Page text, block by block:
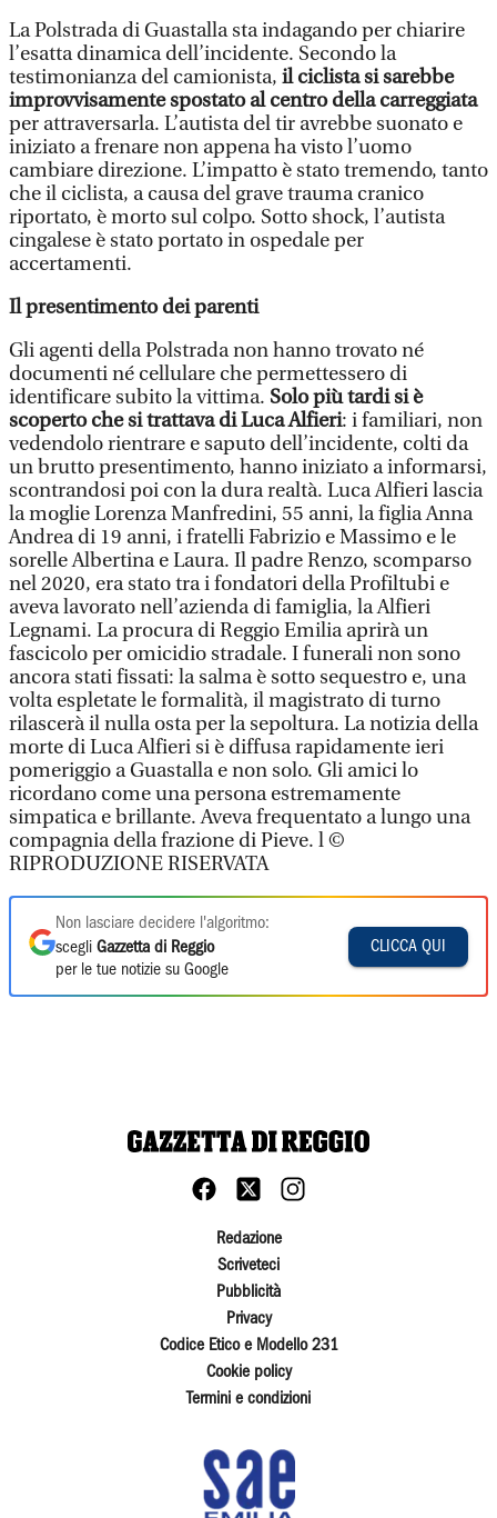
La Polstrada di Guastalla sta indagando per chiarire
l’esatta dinamica dell’incidente. Secondo la
testimonianza del camionista, il ciclista si sarebbe
improvvisamente spostato al centro della carreggiata
per attraversarla. L’autista del tir avrebbe suonato e
iniziato a frenare non appena ha visto l’uomo
cambiare direzione. L’impatto è stato tremendo, tanto
che il ciclista, a causa del grave trauma cranico
riportato, è morto sul colpo. Sotto shock, l’autista
cingalese è stato portato in ospedale per
accertamenti.
Il presentimento dei parenti
Gli agenti della Polstrada non hanno trovato né
documenti né cellulare che permettessero di
identificare subito la vittima. Solo più tardi si è
scoperto che si trattava di Luca Alfieri: i familiari, non
vedendolo rientrare e saputo dell’incidente, colti da
un brutto presentimento, hanno iniziato a informarsi,
scontrandosi poi con la dura realtà. Luca Alfieri lascia
la moglie Lorenza Manfredini, 55 anni, la figlia Anna
Andrea di 19 anni, i fratelli Fabrizio e Massimo e le
sorelle Albertina e Laura. Il padre Renzo, scomparso
nel 2020, era stato tra i fondatori della Profiltubi e
aveva lavorato nell’azienda di famiglia, la Alfieri
Legnami. La procura di Reggio Emilia aprirà un
fascicolo per omicidio stradale. I funerali non sono
ancora stati fissati: la salma è sotto sequestro e, una
volta espletate le formalità, il magistrato di turno
rilascerà il nulla osta per la sepoltura. La notizia della
morte di Luca Alfieri si è diffusa rapidamente ieri
pomeriggio a Guastalla e non solo. Gli amici lo
ricordano come una persona estremamente
simpatica e brillante. Aveva frequentato a lungo una
compagnia della frazione di Pieve. l ©
RIPRODUZIONE RISERVATA
Non lasciare decidere l'algoritmo:
scegli Gazzetta di Reggio
per le tue notizie su Google
CLICCA QUI
Redazione
Scriveteci
Pubblicità
Privacy
Codice Etico e Modello 231
Cookie policy
Termini e condizioni